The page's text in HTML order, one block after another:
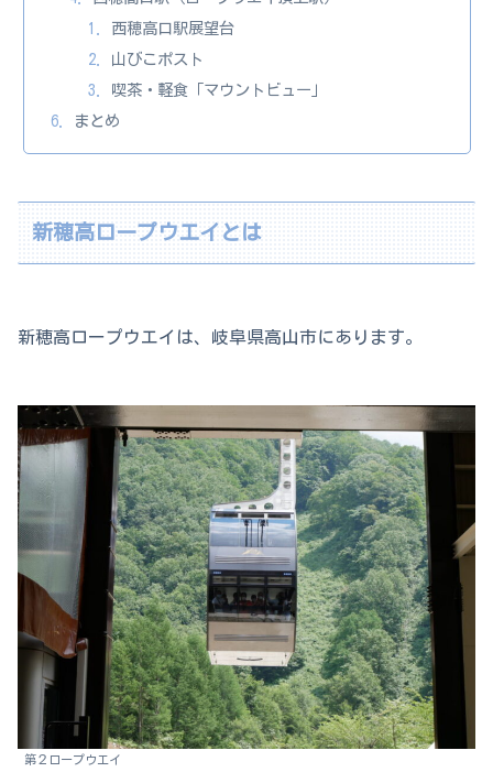
西穂高口駅展望台
山びこポスト
喫茶・軽食「マウントビュー」
まとめ
新穂高ロープウエイとは
新穂高ロープウエイは、岐阜県高山市にあります。
第２ロープウエイ